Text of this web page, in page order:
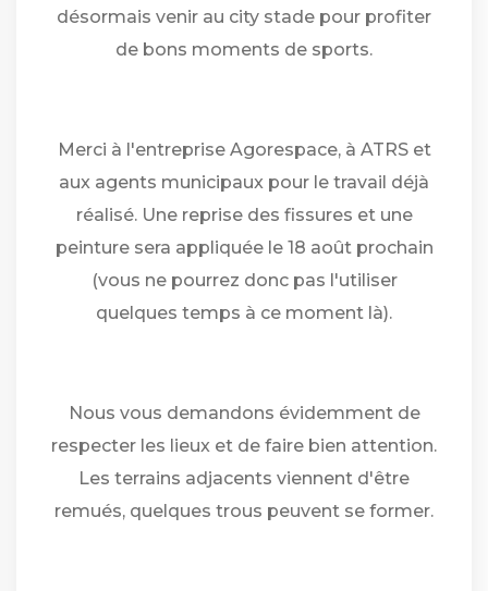
désormais venir au city stade pour profiter
de bons moments de sports.
Merci à l'entreprise Agorespace, à ATRS et
aux agents municipaux pour le travail déjà
réalisé. Une reprise des fissures et une
peinture sera appliquée le 18 août prochain
(vous ne pourrez donc pas l'utiliser
quelques temps à ce moment là).
Nous vous demandons évidemment de
respecter les lieux et de faire bien attention.
Les terrains adjacents viennent d'être
remués, quelques trous peuvent se former.